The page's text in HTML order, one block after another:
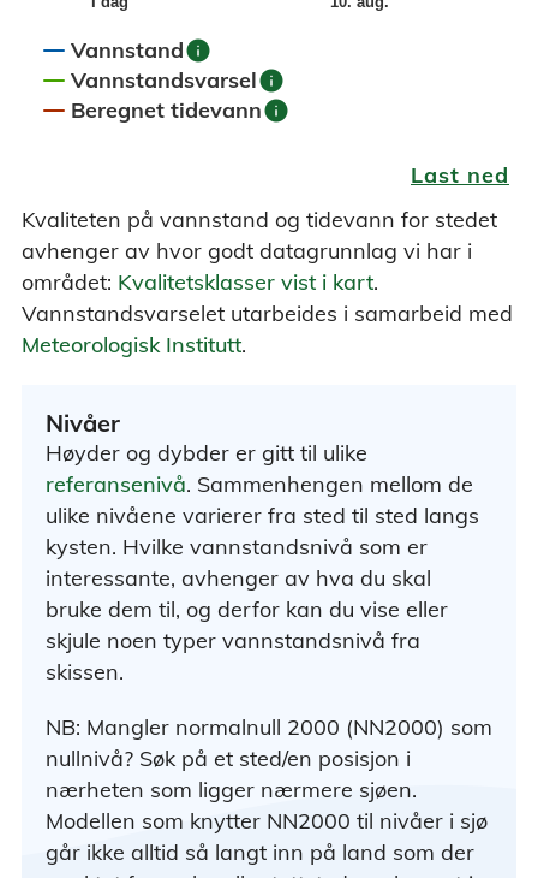
Vannstandinfo
Vannstandsvarselinfo
Beregnet tidevanninfo
Last ned
Kvaliteten på vannstand og tidevann for stedet
avhenger av hvor godt datagrunnlag vi har i
området: Kvalitetsklasser vist i kart.
Vannstandsvarselet utarbeides i samarbeid med
Meteorologisk Institutt.
Nivåer
Høyder og dybder er gitt til ulike
referansenivå. Sammenhengen mellom de
ulike nivåene varierer fra sted til sted langs
kysten. Hvilke vannstandsnivå som er
interessante, avhenger av hva du skal
bruke dem til, og derfor kan du vise eller
skjule noen typer vannstandsnivå fra
skissen.
NB: Mangler normalnull 2000 (NN2000) som
nullnivå? Søk på et sted/en posisjon i
nærheten som ligger nærmere sjøen.
Modellen som knytter NN2000 til nivåer i sjø
går ikke alltid så langt inn på land som der